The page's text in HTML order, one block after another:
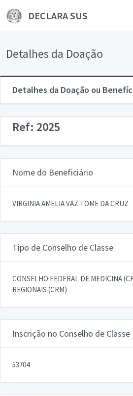
DECLARA SUS
Detalhes da Doação
Detalhes da Doação ou
Ref: 2025
Nome do Beneficiário
VIRGINIA AMELIA VAZ TOME DA CRUZ
Tipo de Conselho de Classe
CONSELHO FEDERAL DE MEDICINA
REGIONAIS (CRM)
Inscrição no Conselho de Classe
53704